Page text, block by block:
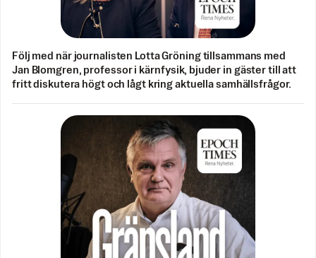
Följ med när journalisten Lotta Gröning tillsammans med
Jan Blomgren, professor i kärnfysik, bjuder in gäster till att
fritt diskutera högt och lågt kring aktuella samhällsfrågor.